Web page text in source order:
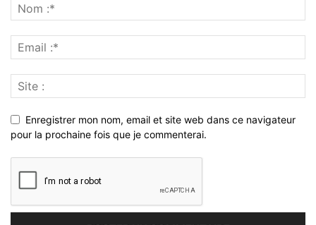
Enregistrer mon nom, email et site web dans ce navigateur
pour la prochaine fois que je commenterai.